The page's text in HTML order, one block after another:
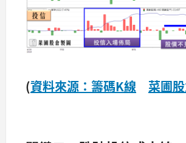
(資料來源：籌碼K線 菜圃